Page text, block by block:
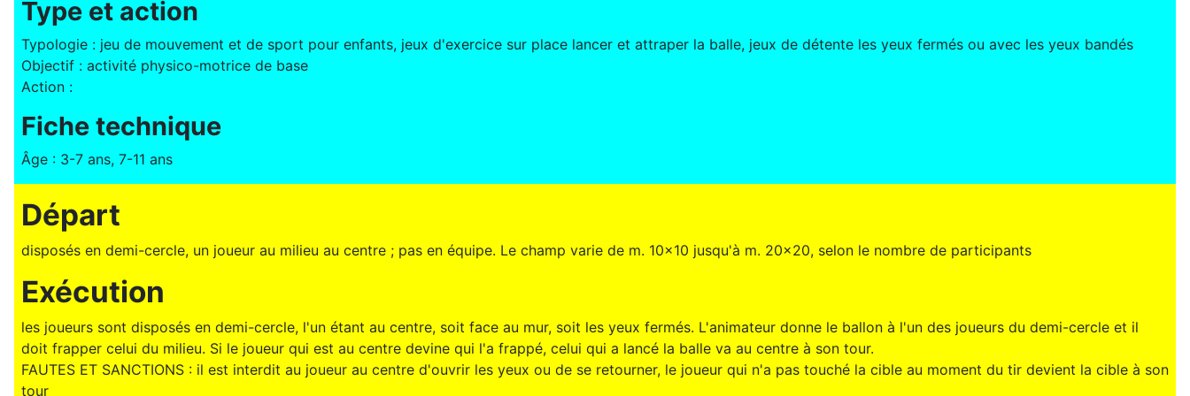
Type et action
Typologie : jeu de mouvement et de sport pour enfants, jeux d'exercice sur place lancer et attraper la balle, jeux de détente les yeux fermés ou avec les yeux bandés
Objectif : activité physico-motrice de base
Action :
Fiche technique
Âge : 3-7 ans, 7-11 ans
Départ
disposés en demi-cercle, un joueur au milieu au centre ; pas en équipe. Le champ varie de m. 10x10 jusqu'à m. 20x20, selon le nombre de participants
Exécution
les joueurs sont disposés en demi-cercle, l'un étant au centre, soit face au mur, soit les yeux fermés. L'animateur donne le ballon à l'un des joueurs du demi-cercle et il
doit frapper celui du milieu. Si le joueur qui est au centre devine qui l'a frappé, celui qui a lancé la balle va au centre à son tour.
FAUTES ET SANCTIONS : il est interdit au joueur au centre d'ouvrir les yeux ou de se retourner, le joueur qui n'a pas touché la cible au moment du tir devient la cible à son
tour